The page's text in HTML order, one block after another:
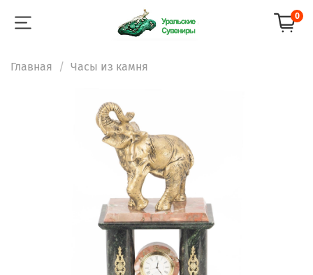
0
Главная Часы из камня